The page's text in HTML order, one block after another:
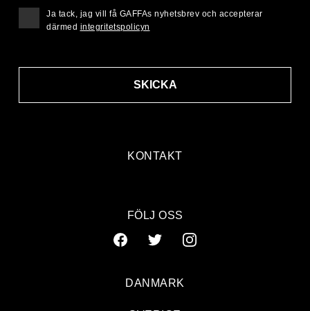
KONTAKT
SKICKA
Ja tack, jag vill få GAFFAs nyhetsbrev och accepterar
därmed integritetspolicyn
FÖLJ OSS
DANMARK